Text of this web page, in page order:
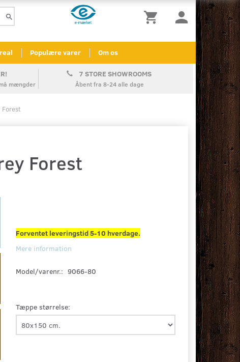
Populære varer Om os
mængder
7 STORE SHOWROOMS
Åbent fra 8-24 alle dage
Forest
Forest
Forventet leveringstid 5-10 hverdage.
Mere information
Model/varenr.: 9066-80
Tæppe størrelse: